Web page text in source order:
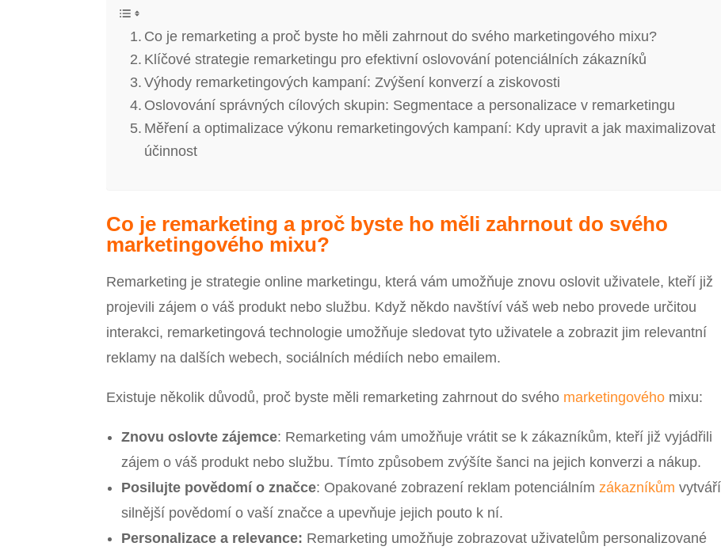
Co je remarketing a proč byste ho měli zahrnout do svého marketingového mixu?
Klíčové strategie remarketingu pro efektivní oslovování potenciálních zákazníků
Výhody remarketingových kampaní: Zvýšení konverzí a ziskovosti
Oslovování správných cílových skupin: Segmentace a personalizace v remarketingu
Měření a optimalizace výkonu remarketingových kampaní: Kdy upravit a jak maximalizovat
účinnost
Co je remarketing a proč byste ho měli zahrnout do svého
marketingového mixu?
Remarketing je strategie online marketingu, která vám umožňuje znovu oslovit uživatele, kteří již
projevili zájem o váš produkt nebo službu. Když někdo navštíví váš web nebo provede určitou
interakci, remarketingová technologie umožňuje sledovat tyto uživatele a zobrazit jim relevantní
reklamy na dalších webech, sociálních médiích nebo emailem.
Existuje několik důvodů, proč byste měli remarketing zahrnout do svého marketingového mixu:
Znovu oslovte zájemce: Remarketing vám umožňuje vrátit se k zákazníkům, kteří již vyjádřili
zájem o váš produkt nebo službu. Tímto způsobem zvýšíte šanci na jejich konverzi a nákup.
Posilujte povědomí o značce: Opakované zobrazení reklam potenciálním zákazníkům vytváří
silnější povědomí o vaší značce a upevňuje jejich pouto k ní.
Personalizace a relevance: Remarketing umožňuje zobrazovat uživatelům personalizované